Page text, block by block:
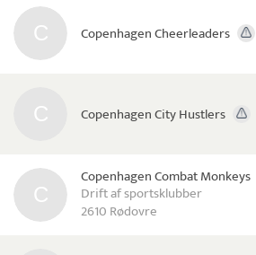
Copenhagen Cheerleaders
Copenhagen City Hustlers
Copenhagen Combat Monkeys
Drift af sportsklubber
2610 Rødovre